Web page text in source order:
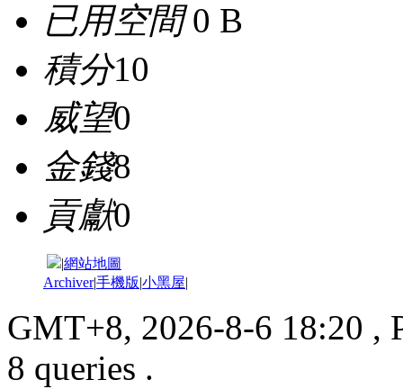
已用空間0 B
積分10
威望0
金錢8
貢獻0
|網站地圖
Archiver|手機版|小黑屋|
GMT+8, 2026-8-6 18:20 ,
8 queries .